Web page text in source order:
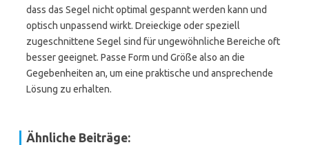
dass das Segel nicht optimal gespannt werden kann und
optisch unpassend wirkt. Dreieckige oder speziell
zugeschnittene Segel sind für ungewöhnliche Bereiche oft
besser geeignet. Passe Form und Größe also an die
Gegebenheiten an, um eine praktische und ansprechende
Lösung zu erhalten.
Ähnliche Beiträge: